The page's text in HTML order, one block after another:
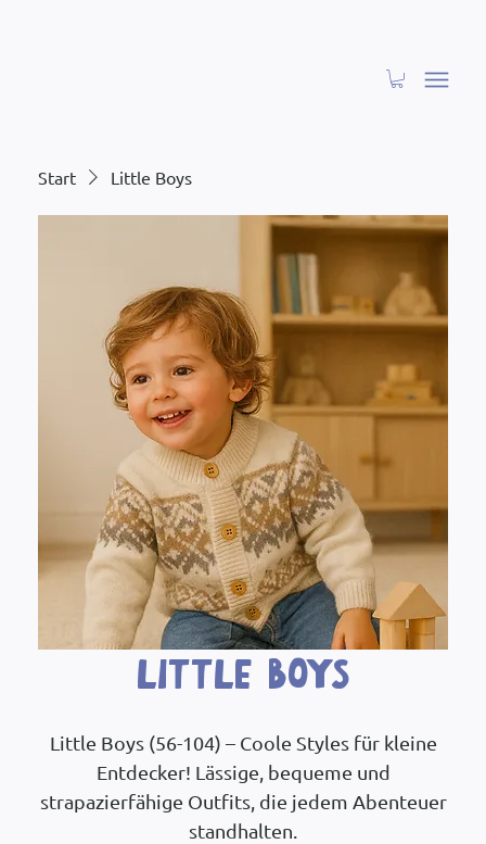
Start Little Boys
Little Boys
Little Boys (56-104) – Coole Styles für kleine
Entdecker! Lässige, bequeme und
strapazierfähige Outfits, die jedem Abenteuer
standhalten.